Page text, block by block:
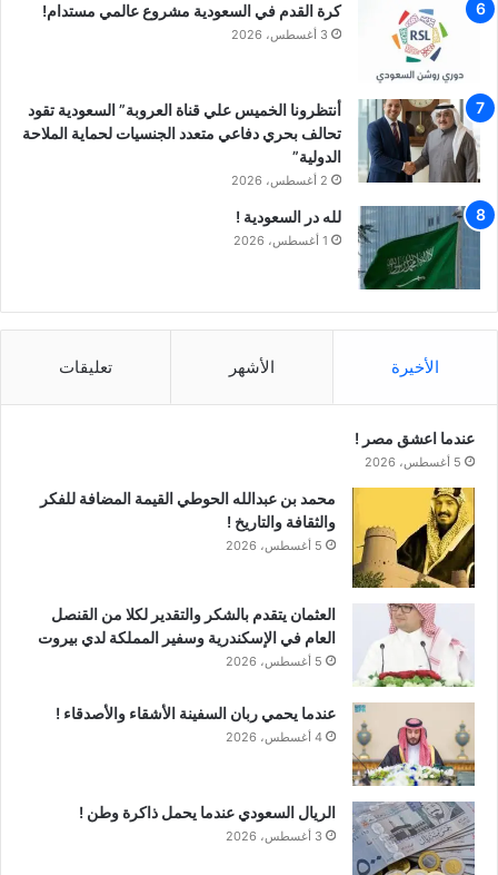
كرة القدم في السعودية مشروع عالمي مستدام!
3 أغسطس، 2026
أنتظرونا الخميس علي قناة العروبة” السعودية تقود
تحالف بحري دفاعي متعدد الجنسيات لحماية الملاحة
الدولية”
2 أغسطس، 2026
لله در السعودية !
1 أغسطس، 2026
الأخيرة الأشهر تعليقات
عندما اعشق مصر !
5 أغسطس، 2026
محمد بن عبدالله الحوطي القيمة المضافة للفكر
والثقافة والتاريخ !
5 أغسطس، 2026
العثمان يتقدم بالشكر والتقدير لكلا من القنصل
العام في الإسكندرية وسفير المملكة لدي بيروت
5 أغسطس، 2026
عندما يحمي ربان السفينة الأشقاء والأصدقاء !
4 أغسطس، 2026
الريال السعودي عندما يحمل ذاكرة وطن !
3 أغسطس، 2026